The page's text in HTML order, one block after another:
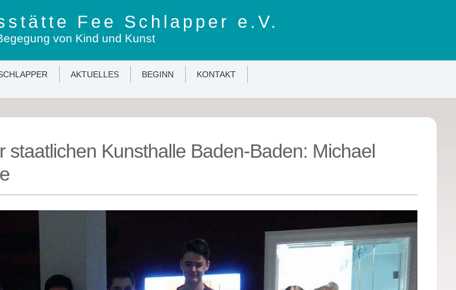
Fee Schlapper e.V.
von Kind und Kunst
AKTUELLES BEGINN KONTAKT
staatlichen Kunsthalle Baden-Baden: Michael